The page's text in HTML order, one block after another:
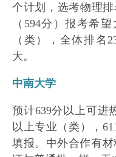
个计划，选考物理排
（594分）报考希
（类），全体排名
大。
中南大学
预计639分以上可进
以上专业（类），
填报。中外合作有